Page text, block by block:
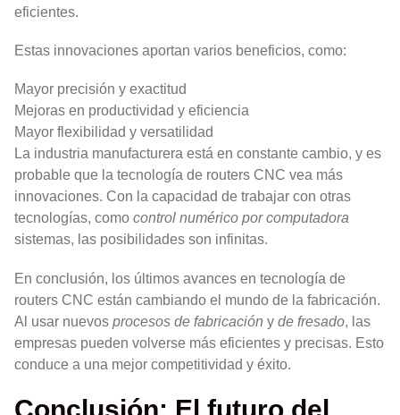
eficientes.
Estas innovaciones aportan varios beneficios, como:
Mayor precisión y exactitud
Mejoras en productividad y eficiencia
Mayor flexibilidad y versatilidad
La industria manufacturera está en constante cambio, y es
probable que la tecnología de routers CNC vea más
innovaciones. Con la capacidad de trabajar con otras
tecnologías, como control numérico por computadora
sistemas, las posibilidades son infinitas.
En conclusión, los últimos avances en tecnología de
routers CNC están cambiando el mundo de la fabricación.
Al usar nuevos procesos de fabricación y de fresado, las
empresas pueden volverse más eficientes y precisas. Esto
conduce a una mejor competitividad y éxito.
Conclusión: El futuro del